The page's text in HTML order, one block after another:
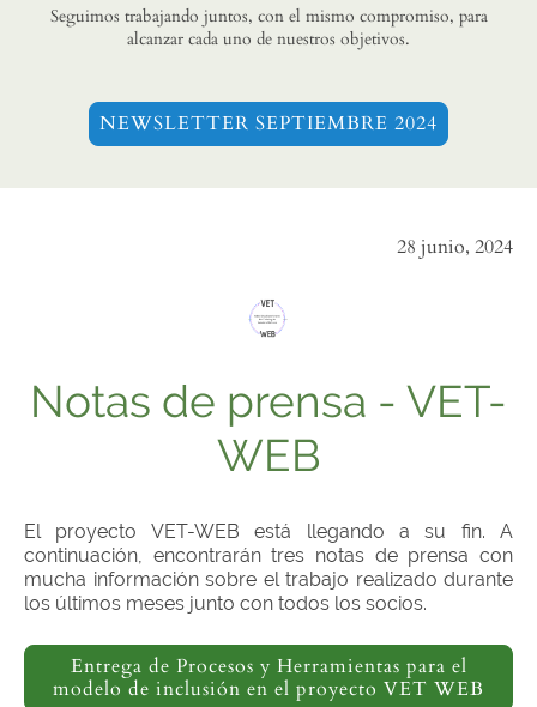
Seguimos trabajando juntos, con el mismo compromiso, para
alcanzar cada uno de nuestros objetivos.
NEWSLETTER SEPTIEMBRE 2024
28 junio, 2024
Notas de prensa - VET-
WEB
El proyecto VET-WEB está llegando a su fin. A
continuación, encontrarán tres notas de prensa con
mucha información sobre el trabajo realizado durante
los últimos meses junto con todos los socios.
Entrega de Procesos y Herramientas para el
modelo de inclusión en el proyecto VET WEB